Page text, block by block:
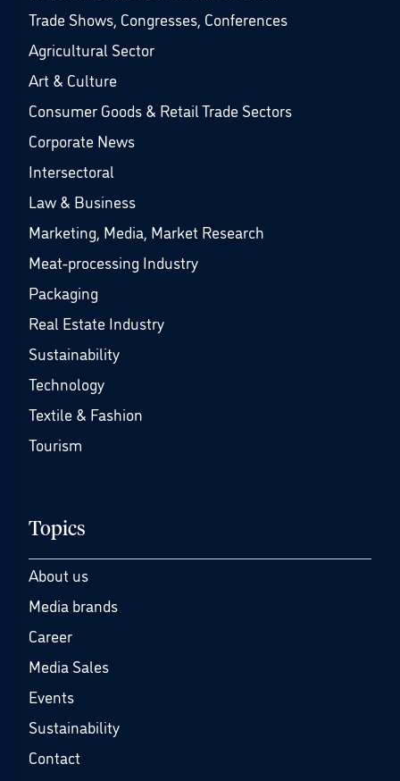
Trade Shows, Congresses, Conferences
Agricultural Sector
Art & Culture
Consumer Goods & Retail Trade Sectors
Corporate News
Intersectoral
Law & Business
Marketing, Media, Market Research
Meat-processing Industry
Packaging
Real Estate Industry
Sustainability
Technology
Textile & Fashion
Tourism
Topics
About us
Media brands
Career
Media Sales
Events
Sustainability
Contact